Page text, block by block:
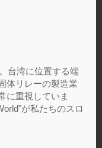
台湾に位置する端
体リレーの製造業
に重視していま
が私たちのスロ